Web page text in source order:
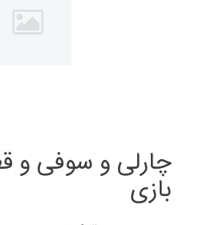
چارلی و سوفی و
بازی